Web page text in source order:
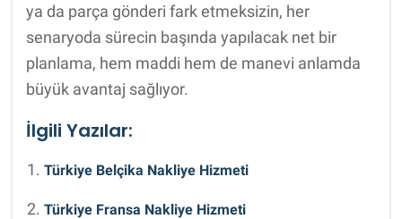
ya da parça gönderi fark etmeksizin, her
senaryoda sürecin başında yapılacak net bir
planlama, hem maddi hem de manevi anlamda
büyük avantaj sağlıyor.
İlgili Yazılar:
Türkiye Belçika Nakliye Hizmeti
Türkiye Fransa Nakliye Hizmeti